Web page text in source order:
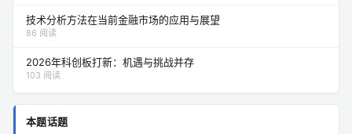
技术分析方法在当前金融市场的应用与展望
86 阅读
2026年科创板打新：机遇与挑战并存
103 阅读
本题话题